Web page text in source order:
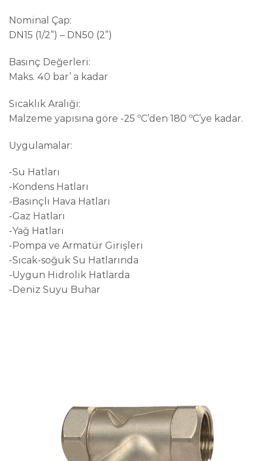
Nominal Çap:
DN15 (1/2”) – DN50 (2”)
Basınç Değerleri:
Maks. 40 bar’ a kadar
Sıcaklık Aralığı:
Malzeme yapısına göre -25 ºC’den 180 ºC’ye kadar.
Uygulamalar:
-Su Hatları
-Kondens Hatları
-Basınçlı Hava Hatları
-Gaz Hatları
-Yağ Hatları
-Pompa ve Armatür Girişleri
-Sıcak-soğuk Su Hatlarında
-Uygun Hidrolik Hatlarda
-Deniz Suyu Buhar